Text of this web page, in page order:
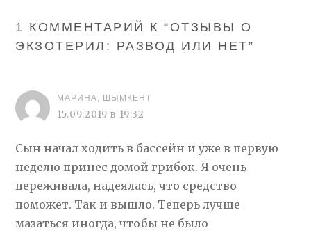
1 КОММЕНТАРИЙ К “ ОТЗЫВЫ О
ЭКЗОТЕРИЛ: РАЗВОД ИЛИ НЕТ”
МАРИНА, ШЫМКЕНТ
15.09.2019 в 19:32
Сын начал ходить в бассейн и уже в первую
неделю принес домой грибок. Я очень
переживала, надеялась, что средство
поможет. Так и вышло. Теперь лучше
мазаться иногда, чтобы не было